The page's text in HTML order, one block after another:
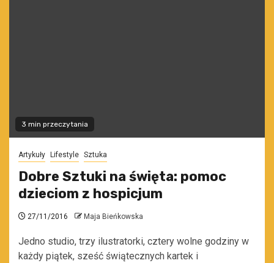
3 min przeczytania
Artykuły Lifestyle Sztuka
Dobre Sztuki na święta: pomoc
dzieciom z hospicjum
27/11/2016 Maja Bieńkowska
Jedno studio, trzy ilustratorki, cztery wolne godziny w
każdy piątek, sześć świątecznych kartek i